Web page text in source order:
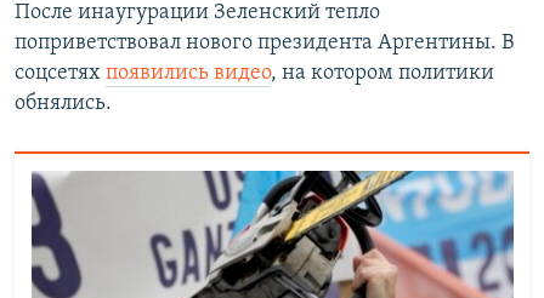
После инаугурации Зеленский тепло
поприветствовал нового президента Аргентины. В
соцсетях появились видео, на котором политики
обнялись.